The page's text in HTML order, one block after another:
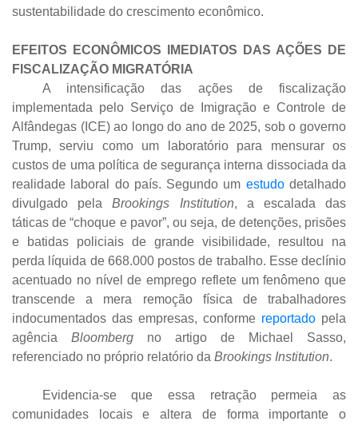
sustentabilidade do crescimento econômico.
EFEITOS ECONÔMICOS IMEDIATOS DAS AÇÕES DE
FISCALIZAÇÃO MIGRATÓRIA
A intensificação das ações de fiscalização
implementada pelo Serviço de Imigração e Controle de
Alfândegas (ICE) ao longo do ano de 2025, sob o governo
Trump, serviu como um laboratório para mensurar os
custos de uma política de segurança interna dissociada da
realidade laboral do país. Segundo um estudodetalhado
divulgado pelaBrookings Institution, a escalada das
táticas de “choque e pavor”, ou seja, de detenções, prisões
e batidas policiais de grande visibilidade, resultou na
perda líquida de 668.000 postos de trabalho. Esse declínio
acentuado no nível de emprego reflete um fenômeno que
transcende a mera remoção física de trabalhadores
indocumentados das empresas, conforme reportado pela
agência Bloomberg no artigo de Michael Sasso,
referenciado no próprio relatório da Brookings Institution.
Evidencia-se que essa retração permeia as
comunidades locais e altera de forma importante o